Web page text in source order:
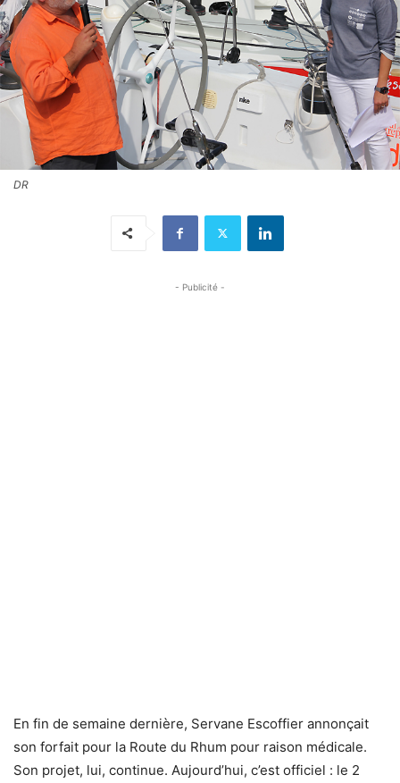
DR
- Publicité -
En fin de semaine dernière, Servane Escoffier annonçait
son forfait pour la Route du Rhum pour raison médicale.
Son projet, lui, continue. Aujourd’hui, c’est officiel : le 2